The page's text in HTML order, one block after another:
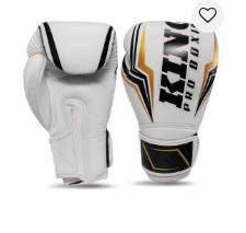
favorite_border